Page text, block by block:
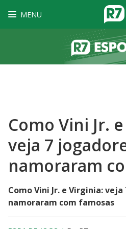
MENU
Como Vini Jr.
veja 7
namoraram
Como Vini Jr. e Virginia:
namoraram com famosas